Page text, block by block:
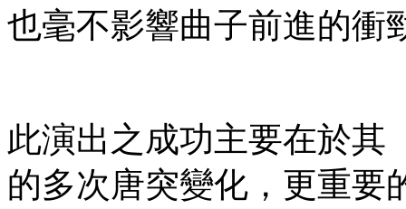
也毫不影響曲子前進的衝
此演出之成功主要在於其
的多次唐突變化，更重要